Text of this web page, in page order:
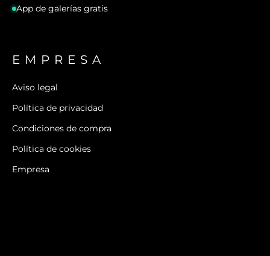
App de galerías gratis
EMPRESA
Aviso legal
Política de privacidad
Condiciones de compra
Política de cookies
Empresa